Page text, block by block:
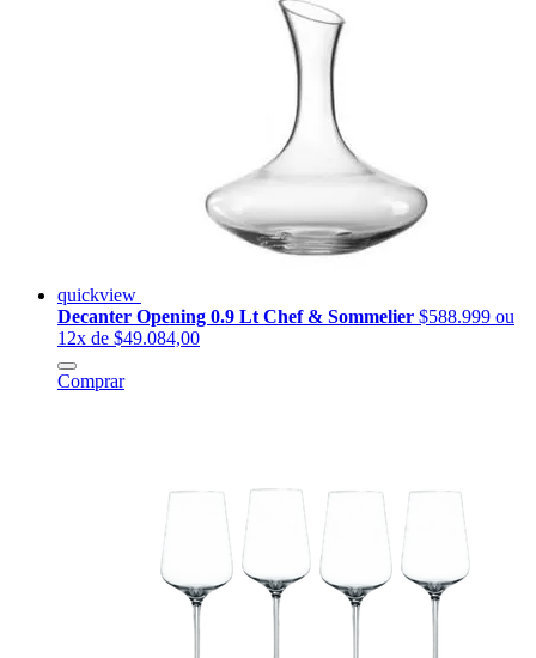
quickview
Decanter Opening 0.9 Lt Chef & Sommelier $588.999 ou
12x de $49.084,00
Comprar